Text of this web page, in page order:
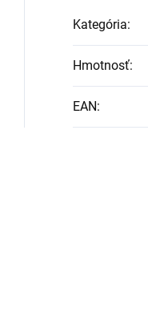
Kategória:
Hmotnosť:
EAN: